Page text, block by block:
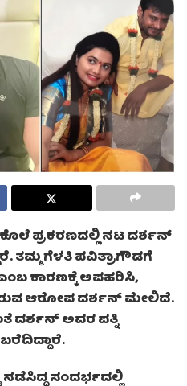
ಕೊಲೆ ಪ್ರಕರಣದಲ್ಲಿ ನಟ ದರ್ಶನ್
ತಮ್ಮ ಗೆಳತಿ ಪವಿತ್ರಾಗೌಡಗೆ
ಕಾರಣಕ್ಕೆ ಅಪಹರಿಸಿ,
ಆರೋಪ ದರ್ಶನ್ ಮೇಲಿದೆ.
ದರ್ಶನ್ ಅವರ ಪತ್ನಿ
ನಡೆಸಿದ್ದ ಸಂದರ್ಭದಲ್ಲಿ